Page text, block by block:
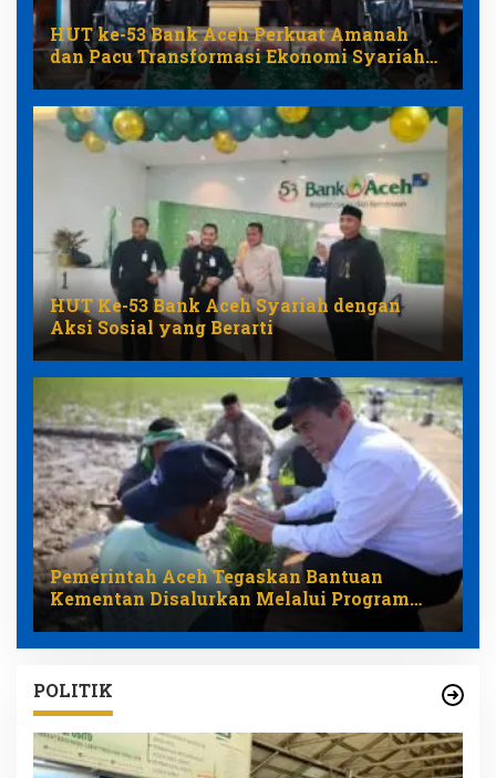
HUT ke-53 Bank Aceh Perkuat Amanah
dan Pacu Transformasi Ekonomi Syariah
Aceh
HUT Ke-53 Bank Aceh Syariah dengan
Aksi Sosial yang Berarti
Pemerintah Aceh Tegaskan Bantuan
Kementan Disalurkan Melalui Program
Pemulihan Pertanian
POLITIK